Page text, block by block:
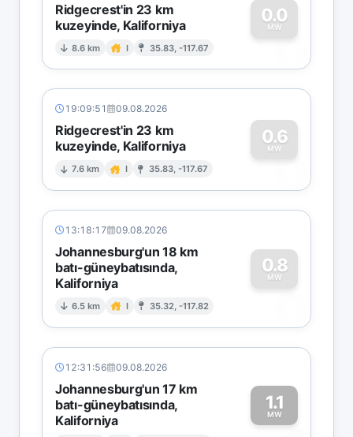
Ridgecrest'in 23 km
kuzeyinde, Kaliforniya
8.6 km I 35.83, -117.67
0.0
MW
0
19:09:51 09.08.2026
Ridgecrest'in 23 km
kuzeyinde, Kaliforniya
7.6 km I 35.83, -117.67
0.6
MW
0
13:18:17 09.08.2026
Johannesburg'un 18 km
batı-güneybatısında,
Kaliforniya
6.5 km I 35.32, -117.82
0.8
MW
0
12:31:56 09.08.2026
Johannesburg'un 17 km
batı-güneybatısında,
Kaliforniya
1.1
MW